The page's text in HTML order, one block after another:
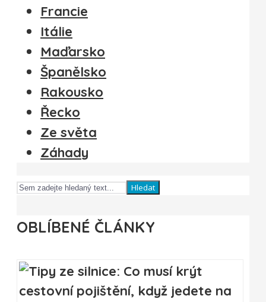
Francie
Itálie
Maďarsko
Španělsko
Rakousko
Řecko
Ze světa
Záhady
Hledat
OBLÍBENÉ ČLÁNKY